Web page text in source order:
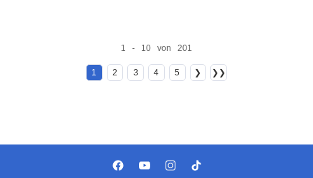
1 - 10 von 201
1 2 3 4 5 ❯ ❯❯